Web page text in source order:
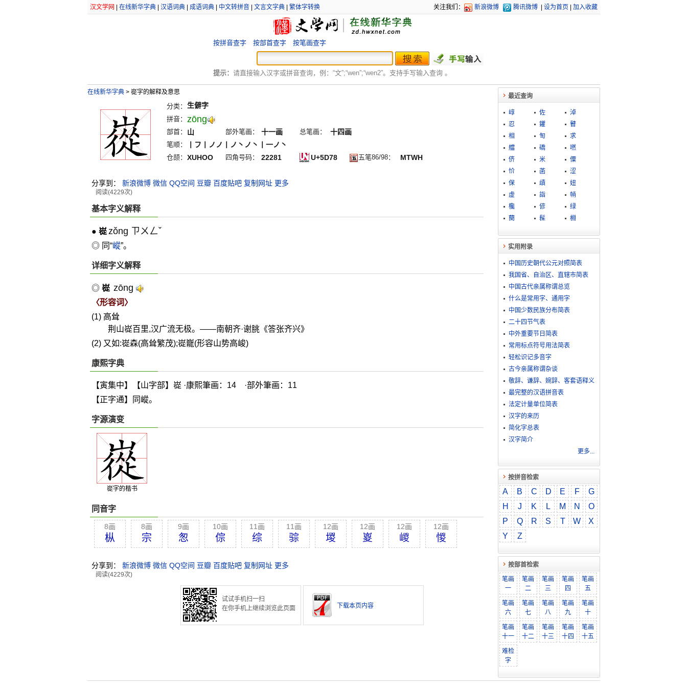
汉文学网 在线新华字典| 汉语词典| 成语词典| 中文转拼音| 文言文字典| 繁体字转换 关注我们： 新浪微博 腾讯微博 设为首页 加入收藏
按拼音查字 按部首查字 按笔画查字
提示： 请直接输入汉字或拼音查询，例：“文”;“wen”;“wen2”。支持手写输入查询 。
在线新华字典 >嵸字的解释及意思
分类： 生僻字
拼音： zōng
部首： 山 部外笔画： 十一画 总笔画： 十四画
笔顺： 丨フ丨ノノ丨ノ丶ノ丶丨一ノ丶
仓颉： XUHOO 四角号码： 22281 U+5D78 五笔86/98： MTWH
分享到： 新浪微博 微信 QQ空间 豆瓣 百度贴吧 复制网址 更多
阅读(4229次)
基本字义解释
● 嵸 zǒng ㄗㄨㄥˇ
◎ 同“嵷”。
详细字义解释
◎ 嵸 zōng
〈形容词〉
(1) 高耸
荆山嵸百里,汉广流无极。——南朝齐·谢朓《答张齐兴》
(2) 又如:嵸森(高耸繁茂);嵸巃(形容山势高峻)
康熙字典
【寅集中】【山字部】嵸 ·康熙筆画：14 ·部外筆画：11
【正字通】同嵷。
字源演变
嵸字的楷书
同音字
8画
枞
8画
宗
9画
怱
10画
倧
11画
综
11画
骔
12画
堫
12画
嵏
12画
嵕
12画
惾
分享到： 新浪微博 微信 QQ空间 豆瓣 百度贴吧 复制网址 更多
阅读(4229次)
试试手机扫一扫
在你手机上继续浏览此页面
下载本页内容
最近查询
崞 佐
淖
忍
鑺
瞽
相
匋
求
艡
礄
嘫
侪
米
僳
忦
菡
涩
保
歵
妞
虚
詣
帩
欃
偐
绿
蔅
髹 棩
实用附录
中国历史朝代公元对照简表
我国省、自治区、直辖市简表
中国古代亲属称谓总览
什么是常用字、通用字
中国少数民族分布简表
二十四节气表
中外重要节日简表
常用标点符号用法简表
轻松识记多音字
古今亲属称谓杂谈
敬​辞​、​谦​辞​、​婉​辞​、​客​套​语​释​义
最完整的汉语拼音表
法定计量单位简表
汉字的来历
简化字总表
汉字简介
更多...
按拼音检索
A B C D E F
G
H
J K L M N
O
P
Q R S T W
X
Y
Z
按部首检索
笔画
一
笔画
二
笔画
三
笔画
四
笔画
五
笔画
六
笔画
七
笔画
八
笔画
九
笔画
十
笔画
十一
笔画
十二
笔画
十三
笔画
十四
笔画
十五
难检
字